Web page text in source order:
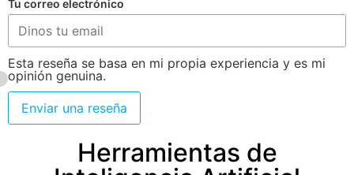
Tu correo electrónico
Esta reseña se basa en mi propia experiencia y es mi
opinión genuina.
Enviar una reseña
Herramientas de